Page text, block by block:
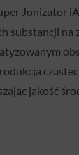
Jonizator
substancji na
jakość